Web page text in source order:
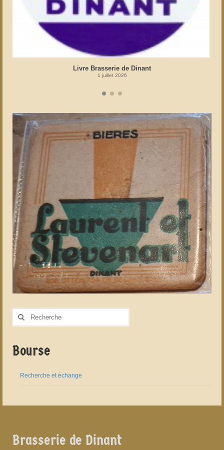
Livre Brasserie de Dinant
1 juillet 2026
Rechercher
Bourse
Recherche et échange
Brasserie de Dinant